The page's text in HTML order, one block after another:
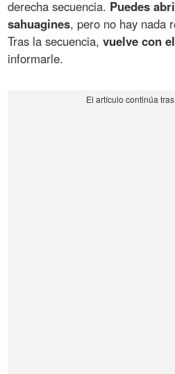
derecha secuencia. Puedes
sahuagines, pero no hay nada
Tras la secuencia,vuelve con
informarle.